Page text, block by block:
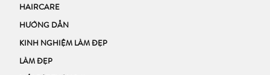
HAIRCARE
HƯỚNG DẪN
KINH NGHIỆM LÀM ĐẸP
LÀM ĐẸP